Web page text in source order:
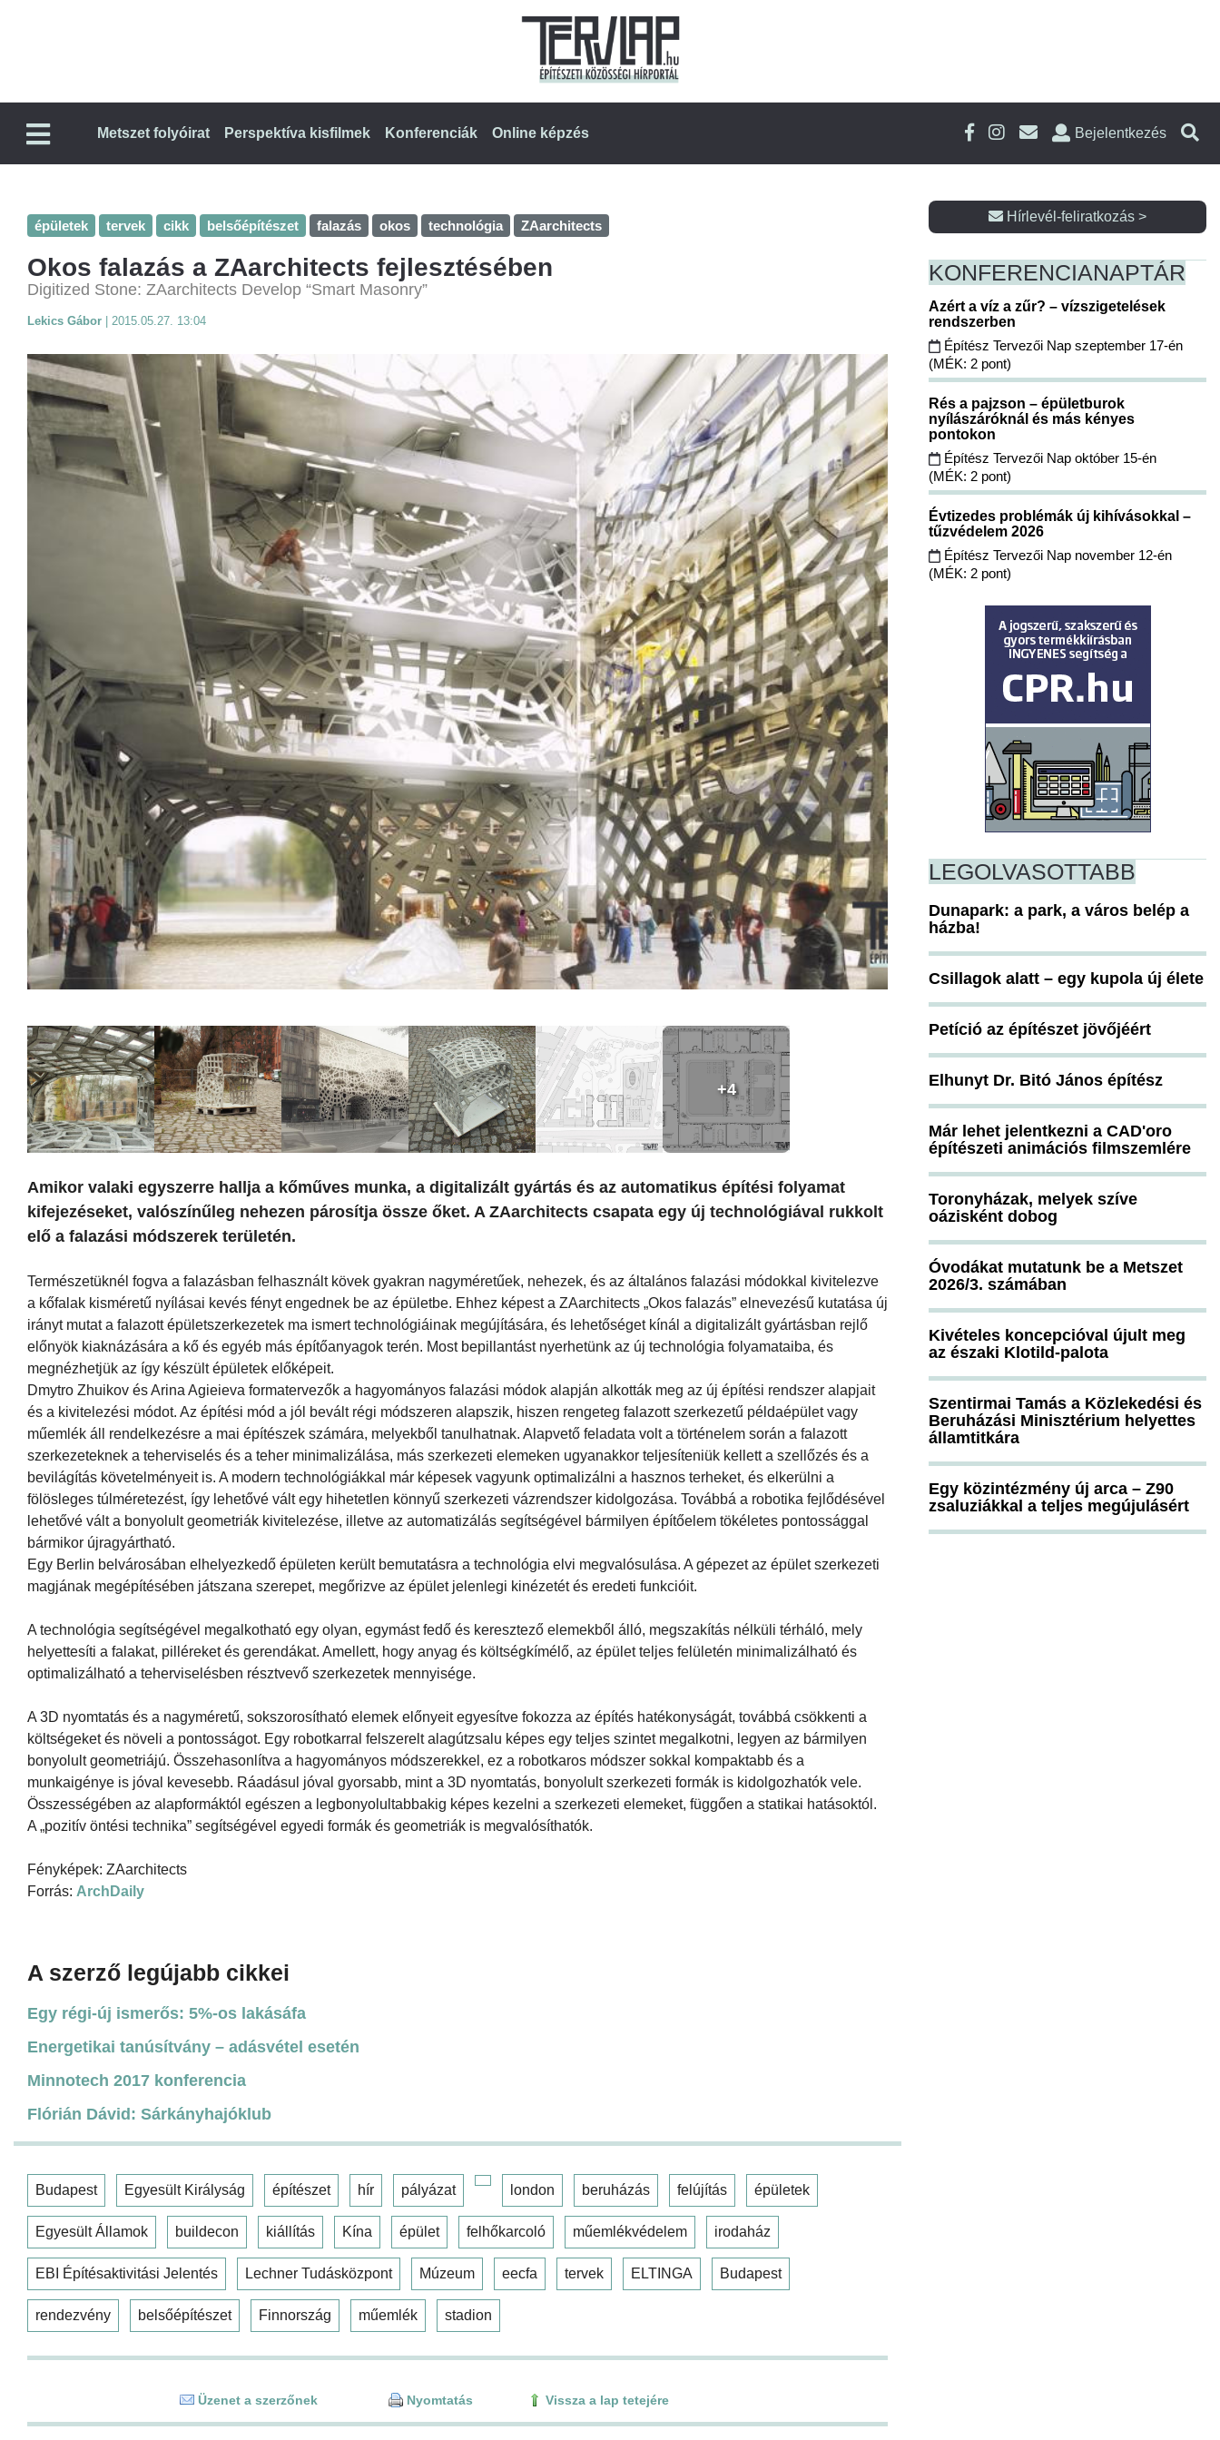
Metszet folyóirat Perspektíva kisfilmek Konferenciák Online képzés Bejelentkezés
épületek tervek cikk belsőépítészet falazás okos technológia ZAarchitects
Okos falazás a ZAarchitects fejlesztésében
Digitized Stone: ZAarchitects Develop “Smart Masonry”
Lekics Gábor 2015.05.27. 13:04
+4
Amikor valaki egyszerre hallja a kőműves munka, a digitalizált gyártás és az automatikus építési folyamat
kifejezéseket, valószínűleg nehezen párosítja össze őket. A ZAarchitects csapata egy új technológiával rukkolt
elő a falazási módszerek területén.
Természetüknél fogva a falazásban felhasznált kövek gyakran nagyméretűek, nehezek, és az általános falazási módokkal kivitelezve
a kőfalak kisméretű nyílásai kevés fényt engednek be az épületbe. Ehhez képest a ZAarchitects „Okos falazás” elnevezésű kutatása új
irányt mutat a falazott épületszerkezetek ma ismert technológiáinak megújítására, és lehetőséget kínál a digitalizált gyártásban rejlő
előnyök kiaknázására a kő és egyéb más építőanyagok terén. Most bepillantást nyerhetünk az új technológia folyamataiba, és
megnézhetjük az így készült épületek előképeit.
Dmytro Zhuikov és Arina Agieieva formatervezők a hagyományos falazási módok alapján alkották meg az új építési rendszer alapjait
és a kivitelezési módot. Az építési mód a jól bevált régi módszeren alapszik, hiszen rengeteg falazott szerkezetű példaépület vagy
műemlék áll rendelkezésre a mai építészek számára, melyekből tanulhatnak. Alapvető feladata volt a történelem során a falazott
szerkezeteknek a teherviselés és a teher minimalizálása, más szerkezeti elemeken ugyanakkor teljesíteniük kellett a szellőzés és a
bevilágítás követelményeit is. A modern technológiákkal már képesek vagyunk optimalizálni a hasznos terheket, és elkerülni a
fölösleges túlméretezést, így lehetővé vált egy hihetetlen könnyű szerkezeti vázrendszer kidolgozása. Továbbá a robotika fejlődésével
lehetővé vált a bonyolult geometriák kivitelezése, illetve az automatizálás segítségével bármilyen építőelem tökéletes pontossággal
bármikor újragyártható.
Egy Berlin belvárosában elhelyezkedő épületen került bemutatásra a technológia elvi megvalósulása. A gépezet az épület szerkezeti
magjának megépítésében játszana szerepet, megőrizve az épület jelenlegi kinézetét és eredeti funkcióit.
A technológia segítségével megalkotható egy olyan, egymást fedő és keresztező elemekből álló, megszakítás nélküli térháló, mely
helyettesíti a falakat, pilléreket és gerendákat. Amellett, hogy anyag és költségkímélő, az épület teljes felületén minimalizálható és
optimalizálható a teherviselésben résztvevő szerkezetek mennyisége.
A 3D nyomtatás és a nagyméretű, sokszorosítható elemek előnyeit egyesítve fokozza az építés hatékonyságát, továbbá csökkenti a
költségeket és növeli a pontosságot. Egy robotkarral felszerelt alagútzsalu képes egy teljes szintet megalkotni, legyen az bármilyen
bonyolult geometriájú. Összehasonlítva a hagyományos módszerekkel, ez a robotkaros módszer sokkal kompaktabb és a
munkaigénye is jóval kevesebb. Ráadásul jóval gyorsabb, mint a 3D nyomtatás, bonyolult szerkezeti formák is kidolgozhatók vele.
Összességében az alapformáktól egészen a legbonyolultabbakig képes kezelni a szerkezeti elemeket, függően a statikai hatásoktól.
A „pozitív öntési technika” segítségével egyedi formák és geometriák is megvalósíthatók.
Fényképek: ZAarchitects
Forrás: ArchDaily
A szerző legújabb cikkei
Egy régi-új ismerős: 5%-os lakásáfa
Energetikai tanúsítvány – adásvétel esetén
Minnotech 2017 konferencia
Flórián Dávid: Sárkányhajóklub
Budapest Egyesült Királyság építészet hír pályázat london beruházás felújítás épületek
Egyesült Államok buildecon kiállítás Kína épület felhőkarcoló műemlékvédelem irodaház
EBI Építésaktivitási Jelentés Lechner Tudásközpont Múzeum eecfa tervek ELTINGA Budapest
rendezvény belsőépítészet Finnország műemlék stadion
Üzenet a szerzőnek Nyomtatás Vissza a lap tetejére
Hírlevél-feliratkozás >
KONFERENCIANAPTÁR
Azért a víz a zűr? – vízszigetelések
rendszerben
Építész Tervezői Nap szeptember 17-én
(MÉK: 2 pont)
Rés a pajzson – épületburok
nyílászáróknál és más kényes
pontokon
Építész Tervezői Nap október 15-én
(MÉK: 2 pont)
Évtizedes problémák új kihívásokkal –
tűzvédelem 2026
Építész Tervezői Nap november 12-én
(MÉK: 2 pont)
LEGOLVASOTTABB
Dunapark: a park, a város belép a
házba!
Csillagok alatt – egy kupola új élete
Petíció az építészet jövőjéért
Elhunyt Dr. Bitó János építész
Már lehet jelentkezni a CAD'oro
építészeti animációs filmszemlére
Toronyházak, melyek szíve
oázisként dobog
Óvodákat mutatunk be a Metszet
2026/3. számában
Kivételes koncepcióval újult meg
az északi Klotild-palota
Szentirmai Tamás a Közlekedési és
Beruházási Minisztérium helyettes
államtitkára
Egy közintézmény új arca – Z90
zsaluziákkal a teljes megújulásért